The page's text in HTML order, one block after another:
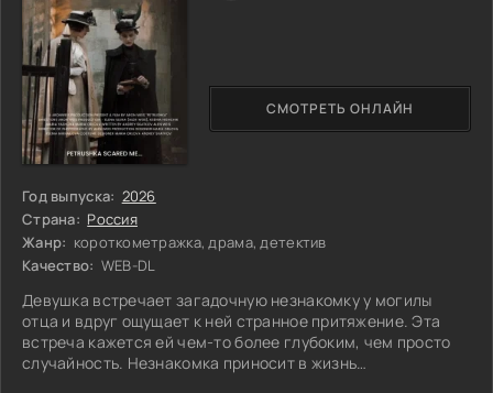
Год выпуска: 2026
Страна: Россия
Жанр: короткометражка, драма, детектив
Качество: WEB-DL
Девушка встречает загадочную незнакомку у могилы
отца и вдруг ощущает к ней странное притяжение. Эта
встреча кажется ей чем-то более глубоким, чем просто
случайность. Незнакомка приносит в жизнь
СМОТРЕТЬ ОНЛАЙН